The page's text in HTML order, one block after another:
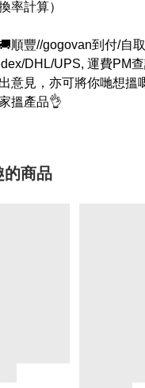
率計算）
豐//gogovan到付/自取
DHL/UPS, 運費PM
意見，亦可將你哋想搵
搵產品👌
的商品